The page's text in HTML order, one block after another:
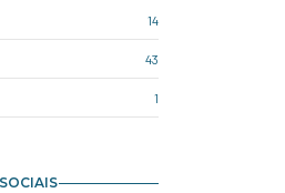
14
43
1